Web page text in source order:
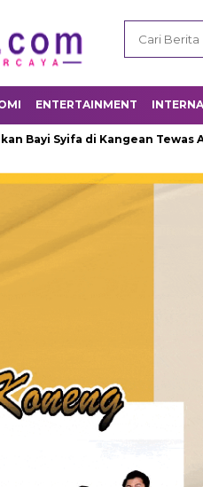
ENTERTAINMENT
di Kangean Tewas Akibat